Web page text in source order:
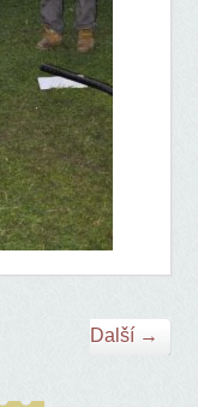
Další →